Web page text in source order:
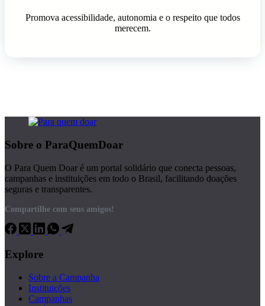
Promova acessibilidade, autonomia e o respeito que todos
merecem.
Sobre o ParaQuemDoar
O Para Quem Doar é um portal solidário que conecta pessoas,
campanhas e instituições em todo o Brasil, facilitando doações
seguras e transparentes.
Compartilhe com seus amigos!
Explore
Sobre a Campanha
Instituições
Campanhas